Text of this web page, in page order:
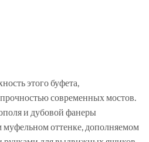
этого буфета,
современных мостов.
и дубовой фанеры
оттенке, дополняемом